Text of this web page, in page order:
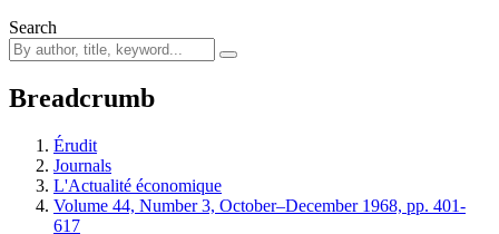
Search
Breadcrumb
Érudit
Journals
L'Actualité économique
Volume 44, Number 3, October–December 1968, pp. 401-
617